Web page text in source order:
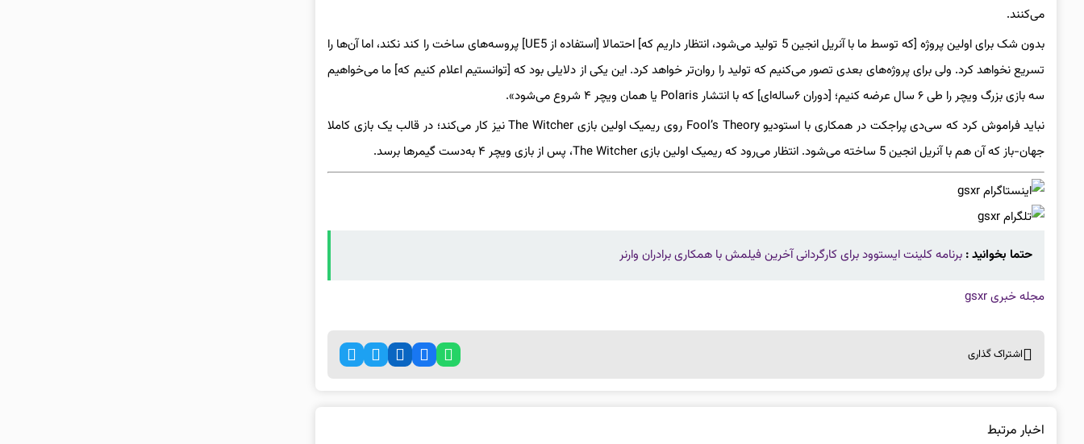
می‌کنند.
بدون شک برای اولین پروژه [که توسط ما با آنریل انجین 5 تولید می‌شود، انتظار داریم که] احتمالا [استفاده از UE5] پروسه‌های ساخت را کند نکند، اما آن‌ها را
تسریع نخواهد کرد. ولی برای پروژه‌های بعدی تصور می‌کنیم که تولید را روان‌تر خواهد کرد. این یکی از دلایلی بود که [توانستیم اعلام کنیم که] ما می‌خواهیم
سه بازی بزرگ ویچر را طی ۶ سال عرضه کنیم؛ [دوران ۶ساله‌ای] که با انتشار Polaris یا همان ویچر ۴ شروع می‌شود».
نباید فراموش کرد که سی‌دی پراجکت در همکاری با استودیو Fool’s Theory روی ریمیک اولین بازی The Witcher نیز کار می‌کند؛ در قالب یک بازی کاملا
جهان-باز که آن هم با آنریل انجین 5 ساخته می‌شود. انتظار می‌رود که ریمیک اولین بازی The Witcher، پس از بازی ویچر ۴ به‌دست گیمرها برسد.
حتما بخوانید : برنامه کلینت ایستوود برای کارگردانی آخرین فیلمش با همکاری برادران وارنر
مجله خبری gsxr
اشتراک گذاری
اخبار مرتبط